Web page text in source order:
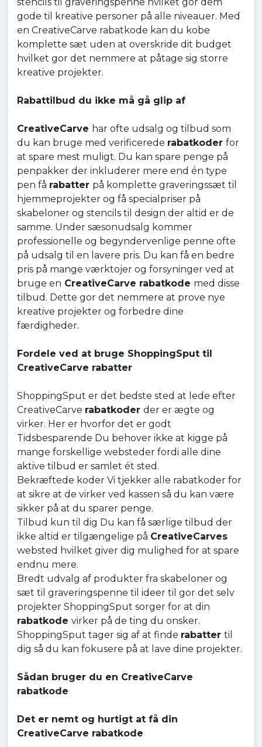
gode til kreative personer på alle niveauer. Med
en CreativeCarve rabatkode kan du kobe
komplette sæt uden at overskride dit budget
hvilket gor det nemmere at påtage sig storre
kreative projekter.
Rabattilbud du ikke må gå glip af
CreativeCarve har ofte udsalg og tilbud som
du kan bruge med verificerede rabatkoder for
at spare mest muligt. Du kan spare penge på
penpakker der inkluderer mere end én type
pen få rabatter på komplette graveringssæt til
hjemmeprojekter og få specialpriser på
skabeloner og stencils til design der altid er de
samme. Under sæsonudsalg kommer
professionelle og begyndervenlige penne ofte
på udsalg til en lavere pris. Du kan få en bedre
pris på mange værktojer og forsyninger ved at
bruge en CreativeCarve rabatkode med disse
tilbud. Dette gor det nemmere at prove nye
kreative projekter og forbedre dine
færdigheder.
Fordele ved at bruge ShoppingSput til
CreativeCarve rabatter
ShoppingSput er det bedste sted at lede efter
CreativeCarve rabatkoder der er ægte og
virker. Her er hvorfor det er godt
Tidsbesparende Du behover ikke at kigge på
mange forskellige websteder fordi alle dine
aktive tilbud er samlet ét sted.
Bekræftede koder Vi tjekker alle rabatkoder for
at sikre at de virker ved kassen så du kan være
sikker på at du sparer penge.
Tilbud kun til dig Du kan få særlige tilbud der
ikke altid er tilgængelige på CreativeCarves
websted hvilket giver dig mulighed for at spare
endnu mere.
Bredt udvalg af produkter fra skabeloner og
sæt til graveringspenne til ideer til gor det selv
projekter ShoppingSput sorger for at din
rabatkode virker på de ting du onsker.
ShoppingSput tager sig af at finde rabatter til
dig så du kan fokusere på at lave dine projekter.
Sådan bruger du en CreativeCarve
rabatkode
Det er nemt og hurtigt at få din
CreativeCarve rabatkode